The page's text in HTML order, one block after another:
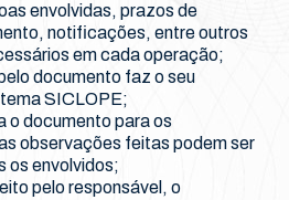
envolvidas, prazos de
notificações, entre outros
em cada operação;
documento faz o seu
SICLOPE;
o documento para os
observações feitas podem ser
os envolvidos;
pelo responsável, o